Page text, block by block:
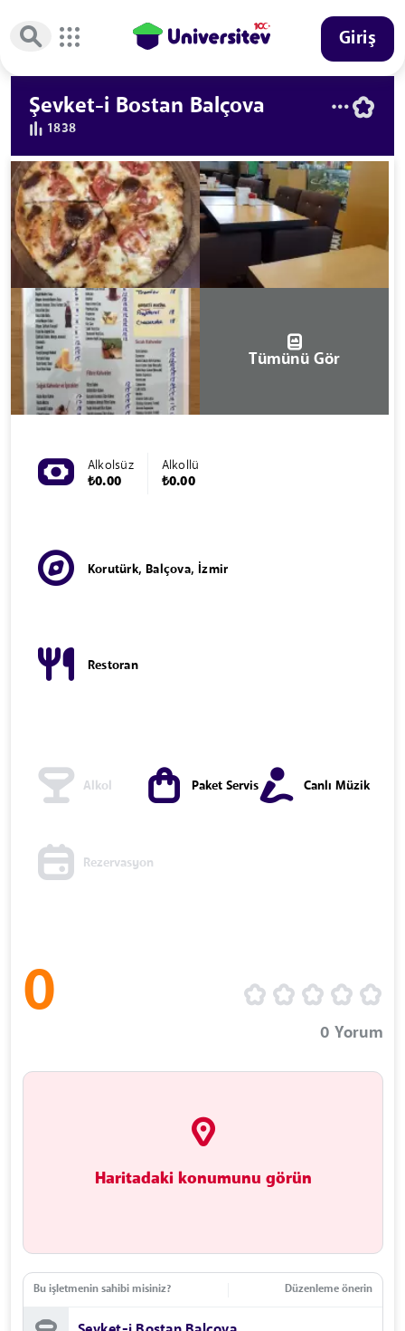
Giriş
Şevket-i Bostan Balçova
1838
Tümünü Gör
Alkolsüz
₺0.00
Alkollü
₺0.00
Korutürk, Balçova, İzmir
Restoran
Alkol Paket Servis Canlı Müzik
Rezervasyon
0
0 Yorum
Haritadaki konumunu görün
Bu işletmenin sahibi misiniz? Düzenleme önerin